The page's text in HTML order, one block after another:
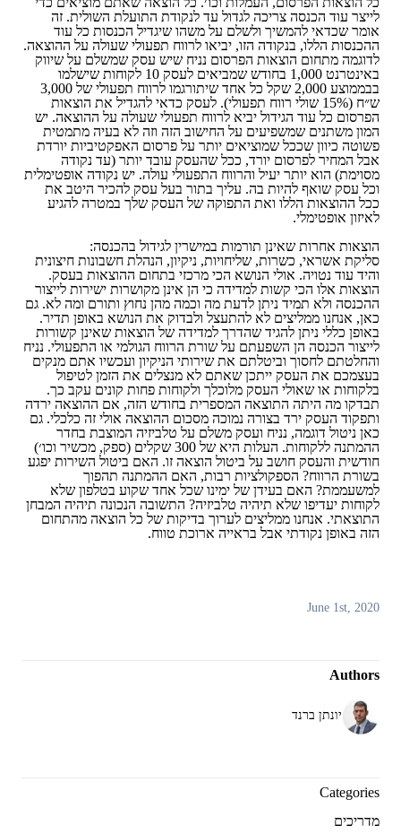
לייצר עוד הכנסה צריכה לגדול עד לנקודת התועלת השולית. זה
אומר שכדאי להמשיך ולשלם על משהו שיגדיל הכנסות כל עוד
ההכנסות הללו, בנקודה הזו, יביאו לרווח תפעולי שעולה על ההוצאה.
לדוגמה מתחום הוצאות הפרסום נניח שיש עסק שמשלם על שיווק
באינטרנט 1,000 בחודש שמביאים לעסק 10 לקוחות שישלמו
בבממוצע 2,000 שקל כל אחד שיתורגמו לרווח תפעולי של 3,000
ש״ח (15% שולי רווח תפעולי). לעסק כדאי להגדיל את הוצאות
הפרסום כל עוד הגידול יביא לרווח תפעולי שעולה על ההוצאה. יש
המון משתנים שמשפיעים על החישוב הזה וזה לא בעיה מתמטית
פשוטה כיוון שככל שמוציאים יותר על פרסום האפקטיביות יורדת
אבל המחיר לפרסום יורד, ככל שהעסק עובד יותר (עד נקודה
מסוימת) הוא יותר יעיל והרווח התפעולי עולה. יש נקודה אופטימלית
וכל עסק שואף להיות בה. עליך בתור בעל עסק להכיר היטב את
ככל ההוצאות הללו ואת התפוקה של העסק שלך במטרה להגיע
לאיזון אופטימלי.
הוצאות אחרות שאינן תורמות במישרין לגידול בהכנסה:
סליקת אשראי, כשרות, שליחויות, ניקיון, הנהלת חשבונות חיצונית
והיד עוד נטויה. אולי הנושא הכי מרכזי בתחום ההוצאות בעסק.
הוצאות אלו הכי קשות למדידה כי הן אינן מקושרות ישירות לייצור
ההכנסה ולא תמיד ניתן לדעת מה וכמה מהן נחוץ ותורם ומה לא. גם
כאן, אנחנו ממליצים לא להתעצל ולבדוק את הנושא באופן תדיר.
באופן כללי ניתן להגיד שהדרך למדידה של הוצאות שאינן קשורות
לייצור הכנסה הן השפעתם על שורת הרווח הגולמי או התפעולי. נניח
והחלטתם לחסוך וביטלתם את שירותי הניקיון ועכשיו אתם מנקים
בעצמכם את העסק ייתכן שאתם לא מנצלים את הזמן לטיפול
בלקוחות או שאולי העסק מלוכלך ולקוחות פחות קונים עקב כך.
תבדקו מה היתה התוצאה המספרית בחודש הזה, אם ההוצאה ירדה
ותפקוד העסק ירד בצורה נמוכה מסכום ההוצאה אולי זה כלכלי. גם
כאן ניטול דוגמה, נניח ועסק משלם על טלביזיה המוצבת בחדר
ההמתנה ללקוחות. העלות היא של 300 שקלים (ספק, מכשיר וכו׳)
חודשית והעסק חושב על ביטול הוצאה זו. האם ביטול השירות יפגע
בשורת הרווח? הספקולציות רבות, האם ההמתנה תהפוך
למשעממת? האם בעידן של ימינו שכל אחד שקוע בטלפון שלא
לקוחות יעדיפו שלא תיהיה טלביזיה? התשובה הנכונה תיהיה המבחן
התוצאתי. אנחנו ממליצים לערוך בדיקות של כל הוצאה מהתחום
הזה באופן נקודתי אבל בראייה ארוכת טווח.
June 1st, 2020
Authors
יונתן ברנד
Categories
מדריכים